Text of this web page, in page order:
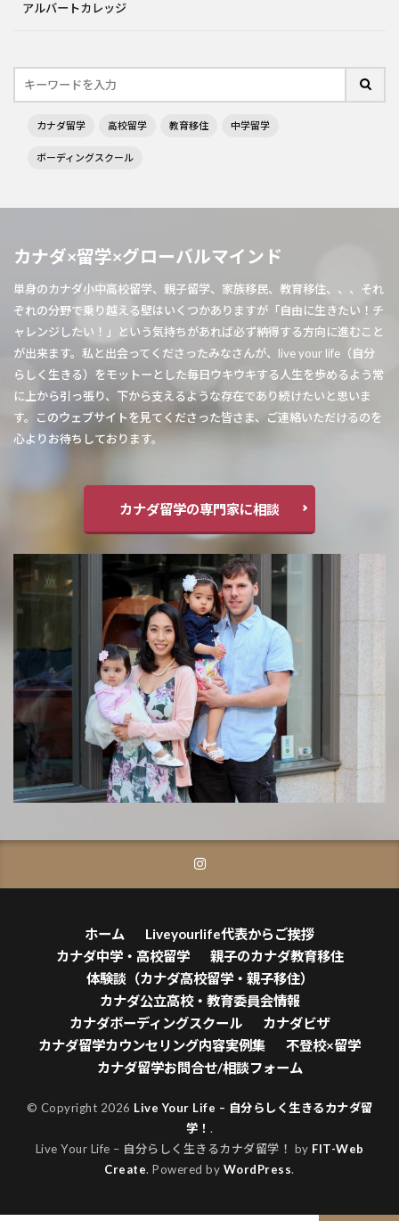
アルバートカレッジ
カナダ留学 高校留学 教育移住 中学留学
ボーディングスクール
カナダ×留学×グローバルマインド
単身のカナダ小中高校留学、親子留学、家族移民、教育移住、、、それ
ぞれの分野で乗り越える壁はいくつかありますが「自由に生きたい！チ
ャレンジしたい！」という気持ちがあれば必ず納得する方向に進むこと
が出来ます。私と出会ってくださったみなさんが、live your life（自分
らしく生きる）をモットーとした毎日ウキウキする人生を歩めるよう常
に上から引っ張り、下から支えるような存在であり続けたいと思いま
す。このウェブサイトを見てくださった皆さま、ご連絡いただけるのを
心よりお待ちしております。
カナダ留学の専門家に相談
ホーム
Liveyourlife代表からご挨拶
カナダ中学・高校留学
親子のカナダ教育移住
体験談（カナダ高校留学・親子移住）
カナダ公立高校・教育委員会情報
カナダボーディングスクール
カナダビザ
カナダ留学カウンセリング内容実例集
不登校×留学
カナダ留学お問合せ/相談フォーム
© Copyright 2026 Live Your Life – 自分らしく生きるカナダ留
学！ .
Live Your Life – 自分らしく生きるカナダ留学！ by FIT-Web
Create. Powered by WordPress.